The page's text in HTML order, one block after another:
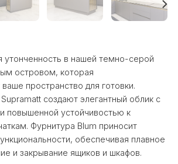
утонченность в нашей темно-серой
островом, которая
пространство для готовки.
создают элегантный облик с
повышенной устойчивостью к
Фурнитура Blum приносит
обеспечивая плавное
и закрывание ящиков и шкафов.